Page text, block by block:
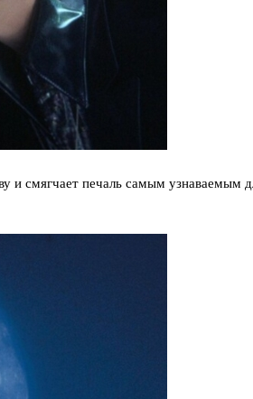
смягчает печаль самым узнаваемым